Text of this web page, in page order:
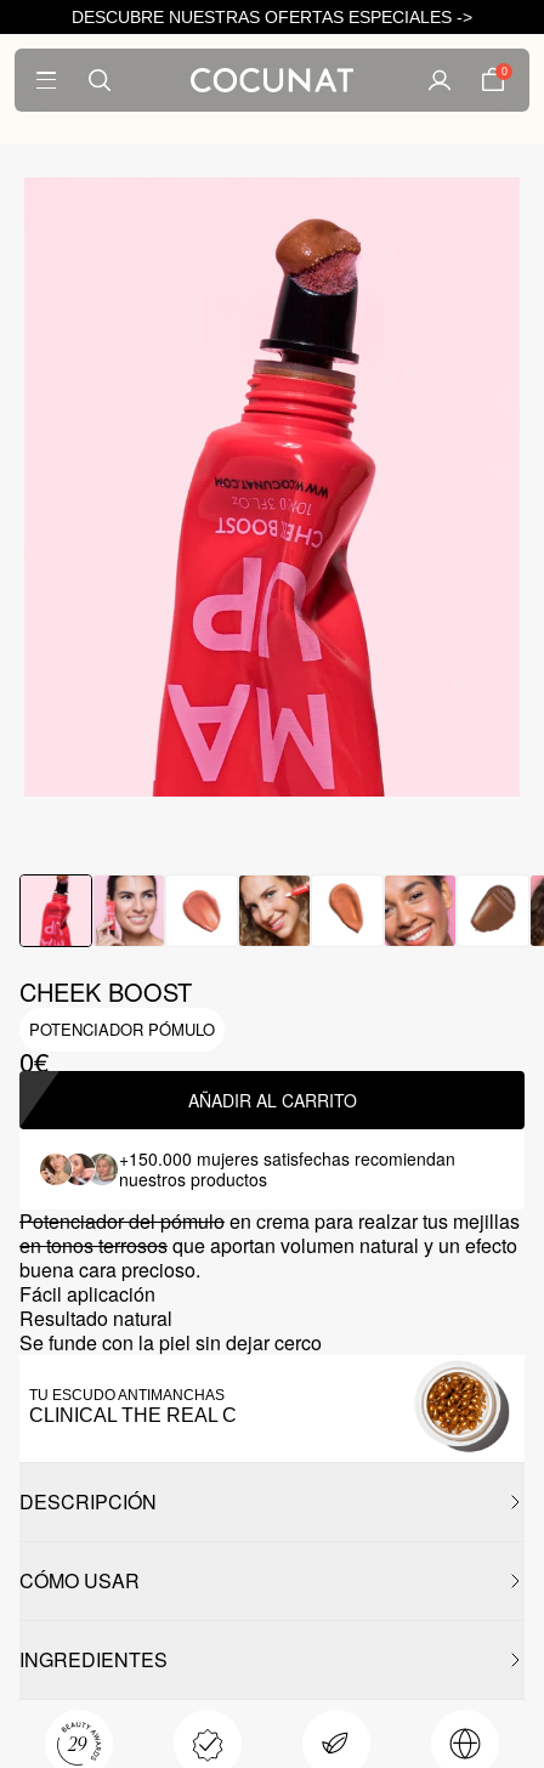
DESCUBRE NUESTRAS OFERTAS ESPECIALES ->
0
CHEEK BOOST
POTENCIADOR PÓMULO
0€
AÑADIR AL CARRITO
+150.000 mujeres satisfechas recomiendan
nuestros productos
Potenciador del pómuloen crema para realzar tus mejillas
en tonos terrososque aportan volumen natural y un efecto
buena cara precioso.
Fácil aplicación
Resultado natural
Se funde con la piel sin dejar cerco
TU ESCUDO ANTIMANCHAS
CLINICAL THE REAL C
DESCRIPCIÓN
CÓMO USAR
INGREDIENTES